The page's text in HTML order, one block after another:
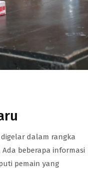
digelar dalam rangka
Ada beberapa informasi
pemain yang